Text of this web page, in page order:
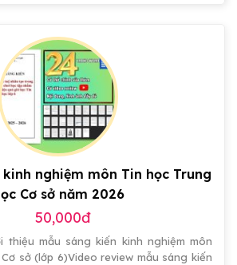
tranh
cổ
động
đẹp
hợp
Dots
miễn
phí
PowerPoint
chuyên
nghiệp
có
hiệu
ứng
đẹp
kinh nghiệm môn Tin học Trung
Cơ sở năm 2026
50,000đ
thiệu mẫu sáng kiến kinh nghiệm môn
sở (lớp 6)Video review mẫu sáng kiến